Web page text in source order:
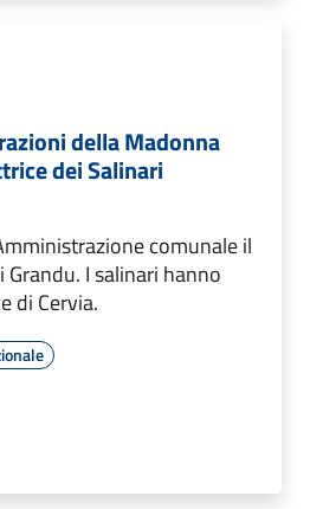
della Madonna
dei Salinari
comunale il
Grandu. I salinari hanno
di Cervia.